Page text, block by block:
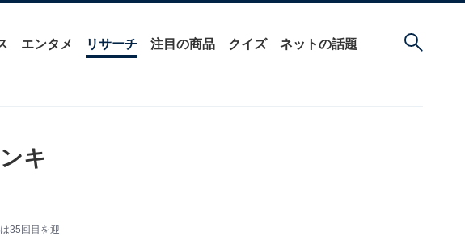
エンタメ リサーチ 注目の商品 クイズ ネットの話題
キ
35回目を迎